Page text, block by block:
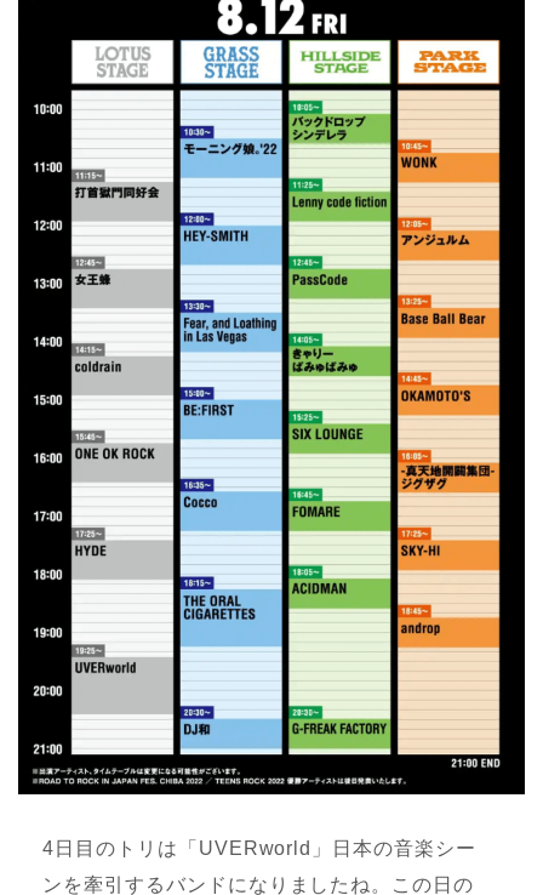
4日目のトリは「UVERworld」日本の音楽シー
ンを牽引するバンドになりましたね。この日の